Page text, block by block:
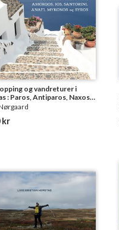
og vandreturer i
: Paros, Antiparos, Naxos,
Ios, Santorini, Anafi,
og Syros
kr